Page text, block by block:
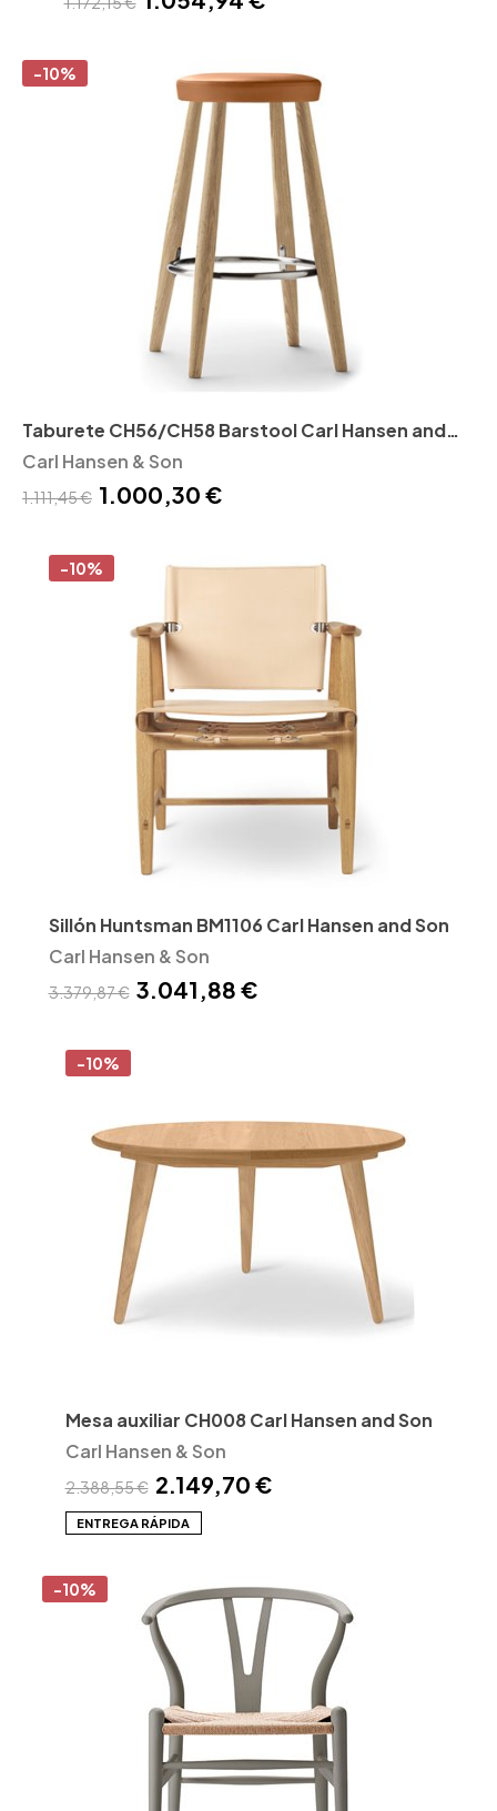
-10%
Taburete CH56/CH58 Barstool Carl Hansen and
Son
Carl Hansen & Son
1.111,45 € 1.000,30 €
-10%
Sillón Huntsman BM1106 Carl Hansen and Son
Carl Hansen & Son
3.379,87 € 3.041,88 €
-10%
Mesa auxiliar CH008 Carl Hansen and Son
Carl Hansen & Son
2.388,55 € 2.149,70 €
ENTREGA RÁPIDA
-10%